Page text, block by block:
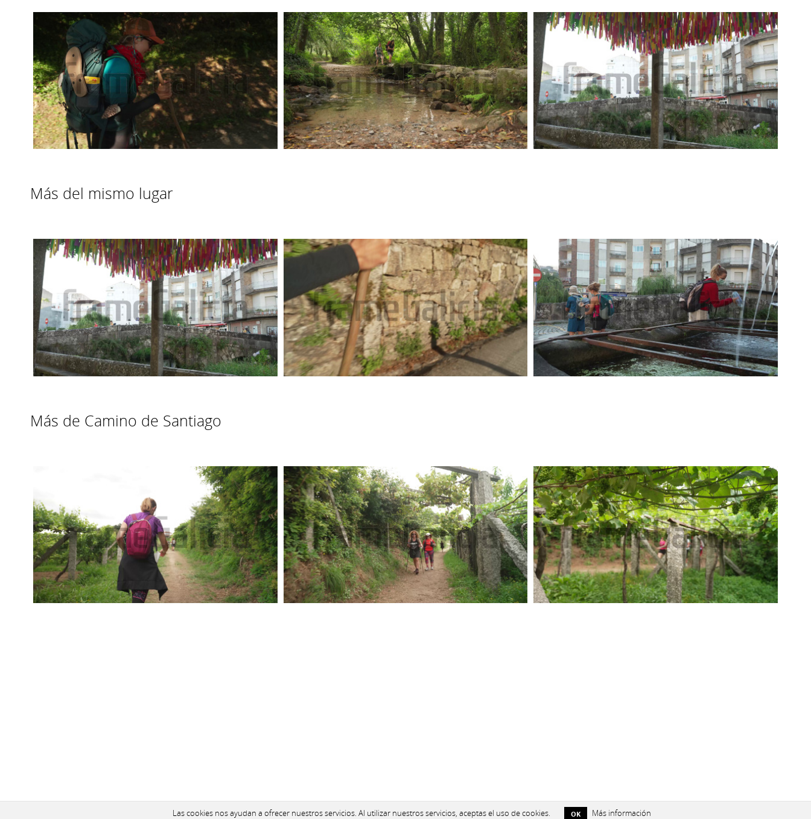
Más del mismo lugar
Más de Camino de Santiago
Las cookies nos ayudan a ofrecer nuestros servicios. Al utilizar nuestros servicios, aceptas el uso de cookies. OK Más información